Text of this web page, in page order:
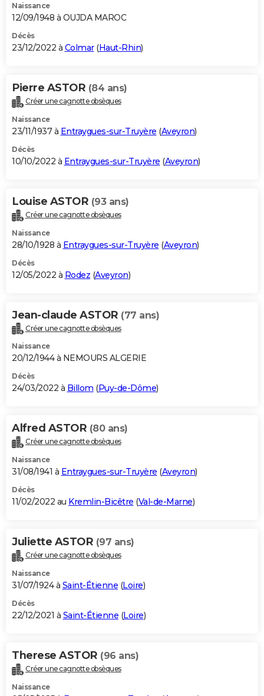
Naissance
12/09/1948 à OUJDA MAROC
Décès
23/12/2022 à Colmar(Haut-Rhin)
Pierre ASTOR (84 ans)
Créer une cagnotte obsèques
Naissance
23/11/1937 à Entraygues-sur-Truyère (Aveyron)
Décès
10/10/2022 à Entraygues-sur-Truyère (Aveyron)
Louise ASTOR (93 ans)
Créer une cagnotte obsèques
Naissance
28/10/1928 à Entraygues-sur-Truyère (Aveyron)
Décès
12/05/2022 à Rodez (Aveyron)
Jean-claude ASTOR (77 ans)
Créer une cagnotte obsèques
Naissance
20/12/1944 à NEMOURS ALGERIE
Décès
24/03/2022 à Billom (Puy-de-Dôme)
Alfred ASTOR (80 ans)
Créer une cagnotte obsèques
Naissance
31/08/1941 à Entraygues-sur-Truyère (Aveyron)
Décès
11/02/2022 au Kremlin-Bicêtre (Val-de-Marne)
Juliette ASTOR (97 ans)
Créer une cagnotte obsèques
Naissance
31/07/1924 à Saint-Étienne (Loire)
Décès
22/12/2021 à Saint-Étienne (Loire)
Therese ASTOR (96 ans)
Créer une cagnotte obsèques
Naissance